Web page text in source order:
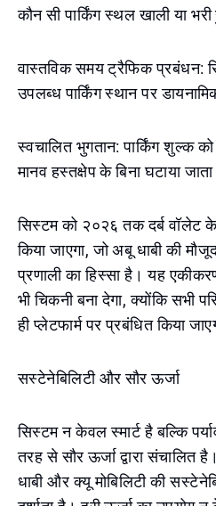
कौन सी पार्किंग स्थल खाली या
वास्तविक समय ट्रैफिक प्रबंधन:
उपलब्ध पार्किंग स्थान पर
स्वचालित भुगतान: पार्किंग शुल्क
मानव हस्तक्षेप के बिना घटाया
सिस्टम को २०२६ तक दर्ब वॉलेट
किया जाएगा, जो अबू धाबी की
प्रणाली का हिस्सा है। यह
भी चिकनी बना देगा, क्योंकि सभी
ही प्लेटफार्म पर प्रबंधित किया
सस्टेनेबिलिटी और सौर ऊर्जा
सिस्टम न केवल स्मार्ट है बल्कि
तरह से सौर ऊर्जा द्वारा
धाबी और क्यू मोबिलिटी की